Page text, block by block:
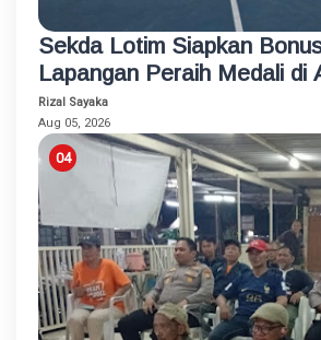
Sekda Lotim Siapkan
Lapangan Peraih Medali di
Porprov
Rizal Sayaka
Aug 05, 2026